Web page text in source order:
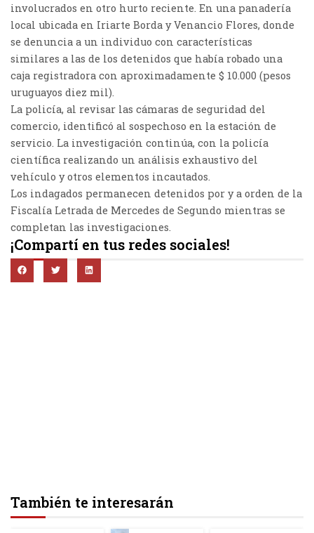
También te interesarán
involucrados en otro hurto reciente. En una panadería
local ubicada en Iriarte Borda y Venancio Flores, donde
se denuncia a un individuo con características
similares a las de los detenidos que había robado una
caja registradora con aproximadamente $ 10.000 (pesos
uruguayos diez mil).
La policía, al revisar las cámaras de seguridad del
comercio, identificó al sospechoso en la estación de
servicio. La investigación continúa, con la policía
científica realizando un análisis exhaustivo del
vehículo y otros elementos incautados.
Los indagados permanecen detenidos por y a orden de la
Fiscalía Letrada de Mercedes de Segundo mientras se
completan las investigaciones.
¡Compartí en tus redes sociales!